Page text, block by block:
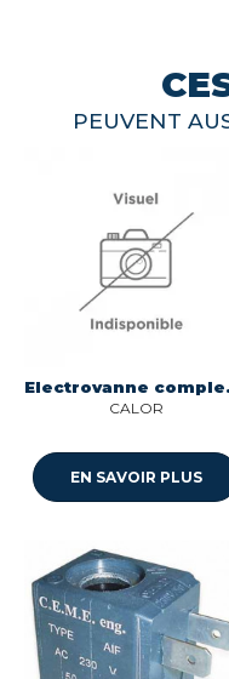
PEUVENT
CALOR
EN SAVOIR PLUS